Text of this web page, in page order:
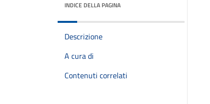
INDICE DELLA PAGINA
Descrizione
A cura di
Contenuti correlati